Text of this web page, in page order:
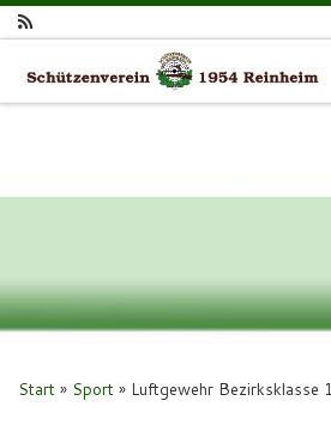
Zum Inhalt springen
Start » Sport » Luftgewehr Bezirksklasse 1